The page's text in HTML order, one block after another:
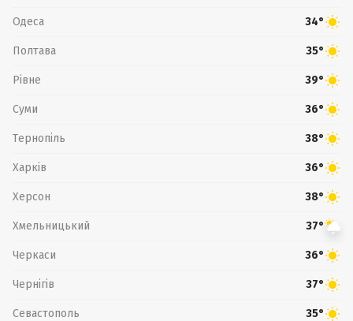
Одеса 34°
Полтава 35°
Рівне 39°
Суми 36°
Тернопіль 38°
Харків 36°
Херсон 38°
Хмельницький 37°
Черкаси 36°
Чернігів 37°
Севастополь 35°